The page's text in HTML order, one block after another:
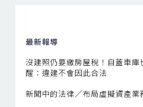
最新報導
沒建照仍要繳房屋稅！自蓋車庫
醒：違建不會因此合法
新聞中的法律／布局虛擬資產業